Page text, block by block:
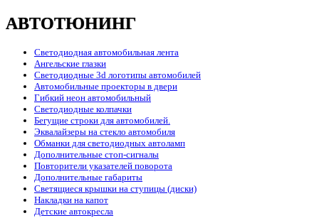
АВТОТЮНИНГ
Светодиодная автомобильная лента
Ангельские глазки
Светодиодные 3d логотипы автомобилей
Автомобильные проекторы в двери
Гибкий неон автомобильный
Светодиодные колпачки
Бегущие строки для автомобилей.
Эквалайзеры на стекло автомобиля
Обманки для светодиодных автоламп
Дополнительные стоп-сигналы
Повторители указателей поворота
Дополнительные габариты
Светящиеся крышки на ступицы (диски)
Накладки на капот
Детские автокресла